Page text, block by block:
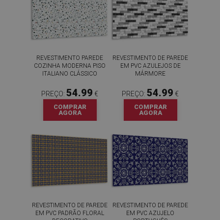
REVESTIMENTO PAREDE
COZINHA MODERNA PISO
ITALIANO CLÁSSICO
PREÇO: 54.99 €
COMPRAR
AGORA
REVESTIMENTO DE PAREDE
EM PVC AZULEJOS DE
MÁRMORE
PREÇO: 54.99 €
COMPRAR
AGORA
REVESTIMENTO DE PAREDE
EM PVC PADRÃO FLORAL
REVESTIMENTO DE PAREDE
EM PVC AZUJELO